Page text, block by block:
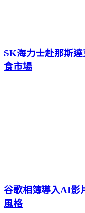
SK海力士赴那斯
食市場
谷歌相簿導入AI影
風格